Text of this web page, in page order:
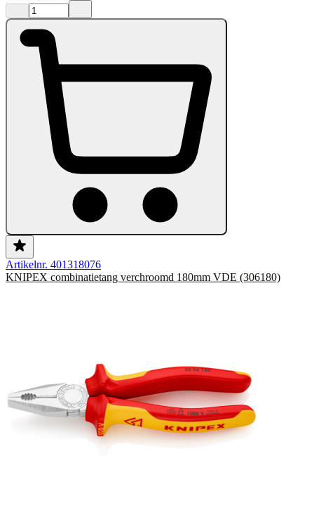
Artikelnr. 401318076
KNIPEX combinatietang verchroomd 180mm VDE (306180)